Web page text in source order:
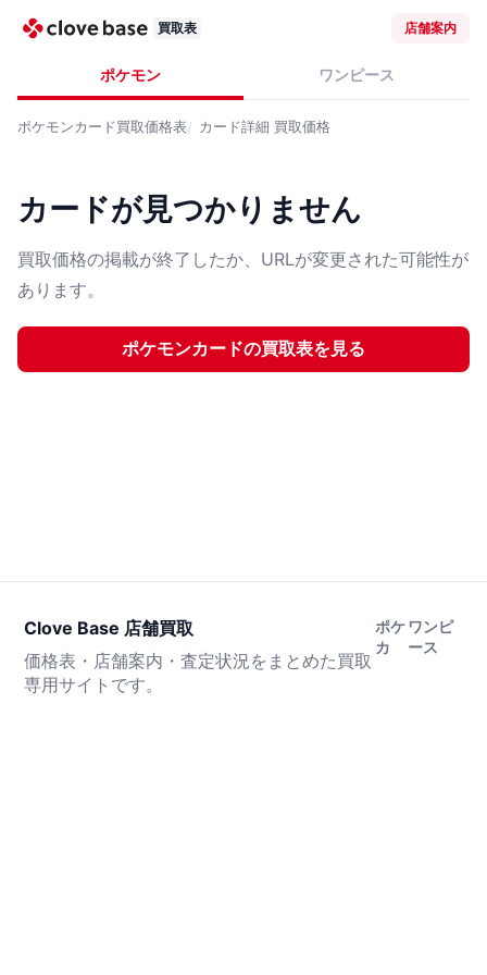
買取表 店舗案内
ポケモン ワンピース
ポケモンカード買取価格表 カード詳細 買取価格
カードが見つかりません
買取価格の掲載が終了したか、URLが変更された可能性が
あります。
ポケモンカードの買取表を見る
Clove Base 店舗買取
価格表・店舗案内・査定状況をまとめた買取
専用サイトです。
ポケ
カ
ワンピ
ース